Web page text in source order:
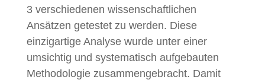
3 verschiedenen wissenschaftlichen
Ansätzen getestet zu werden. Diese
einzigartige Analyse wurde unter einer
umsichtig und systematisch aufgebauten
Methodologie zusammengebracht. Damit